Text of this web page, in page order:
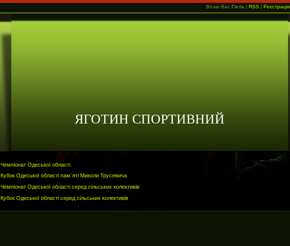
Вітаю Вас Гість | RSS | Реєстрація
ЯГОТИН СПОРТИВНИЙ
Чемпіонат Одеської області
Кубок Одеської області пам`яті Миколи Трусевича
Чемпіонат Одеської області серед сільських колективів
Кубок Одеської області серед сільських колективів